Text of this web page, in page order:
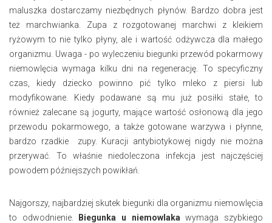
maluszka dostarczamy niezbędnych płynów. Bardzo dobra jest
też marchwianka. Zupa z rozgotowanej marchwi z kleikiem
ryżowym to nie tylko płyny, ale i wartość odżywcza dla małego
organizmu. Uwaga - po wyleczeniu biegunki przewód pokarmowy
niemowlęcia wymaga kilku dni na regenerację. To specyficzny
czas, kiedy dziecko powinno pić tylko mleko z piersi lub
modyfikowane. Kiedy podawane są mu już posiłki stałe, to
również zalecane są jogurty, mające wartość osłonową dla jego
przewodu pokarmowego, a także gotowane warzywa i płynne,
bardzo rzadkie zupy. Kuracji antybiotykowej nigdy nie można
przerywać. To właśnie niedoleczona infekcja jest najczęściej
powodem późniejszych powikłań.
Najgorszy, najbardziej skutek biegunki dla organizmu niemowlęcia
to odwodnienie.
Biegunka u niemowlaka wymaga szybkiego